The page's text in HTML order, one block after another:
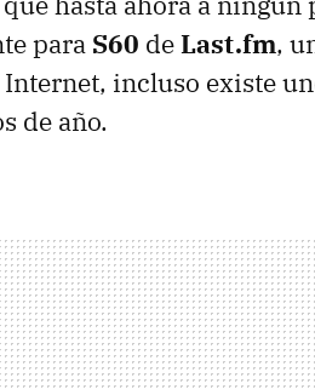
para S60 deLast.fm,
incluso existe
de año.